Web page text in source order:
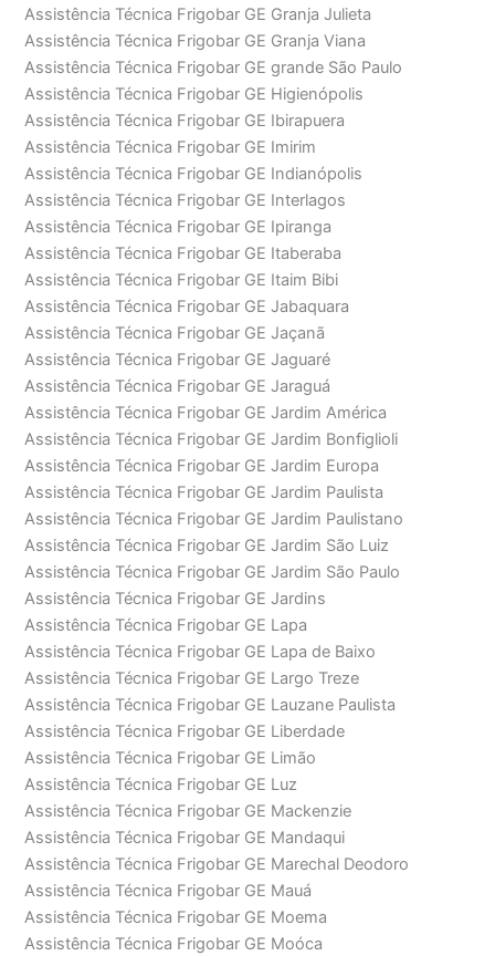
Assistência Técnica Frigobar GE Granja Julieta
Assistência Técnica Frigobar GE Granja Viana
Assistência Técnica Frigobar GE grande São Paulo
Assistência Técnica Frigobar GE Higienópolis
Assistência Técnica Frigobar GE Ibirapuera
Assistência Técnica Frigobar GE Imirim
Assistência Técnica Frigobar GE Indianópolis
Assistência Técnica Frigobar GE Interlagos
Assistência Técnica Frigobar GE Ipiranga
Assistência Técnica Frigobar GE Itaberaba
Assistência Técnica Frigobar GE Itaim Bibi
Assistência Técnica Frigobar GE Jabaquara
Assistência Técnica Frigobar GE Jaçanã
Assistência Técnica Frigobar GE Jaguaré
Assistência Técnica Frigobar GE Jaraguá
Assistência Técnica Frigobar GE Jardim América
Assistência Técnica Frigobar GE Jardim Bonfiglioli
Assistência Técnica Frigobar GE Jardim Europa
Assistência Técnica Frigobar GE Jardim Paulista
Assistência Técnica Frigobar GE Jardim Paulistano
Assistência Técnica Frigobar GE Jardim São Luiz
Assistência Técnica Frigobar GE Jardim São Paulo
Assistência Técnica Frigobar GE Jardins
Assistência Técnica Frigobar GE Lapa
Assistência Técnica Frigobar GE Lapa de Baixo
Assistência Técnica Frigobar GE Largo Treze
Assistência Técnica Frigobar GE Lauzane Paulista
Assistência Técnica Frigobar GE Liberdade
Assistência Técnica Frigobar GE Limão
Assistência Técnica Frigobar GE Luz
Assistência Técnica Frigobar GE Mackenzie
Assistência Técnica Frigobar GE Mandaqui
Assistência Técnica Frigobar GE Marechal Deodoro
Assistência Técnica Frigobar GE Mauá
Assistência Técnica Frigobar GE Moema
Assistência Técnica Frigobar GE Moóca